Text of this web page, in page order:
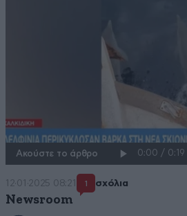
Ακούστε το άρθρο
12·01·2025 08:21 1 σχόλια
Newsroom